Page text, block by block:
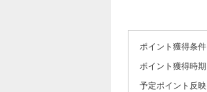
ポイント獲得条件
ポイント獲得時期
予定ポイント反映